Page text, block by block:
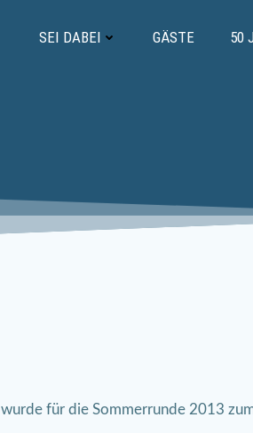
SEI DABEI GÄSTE 50
für die Sommerrunde 2013